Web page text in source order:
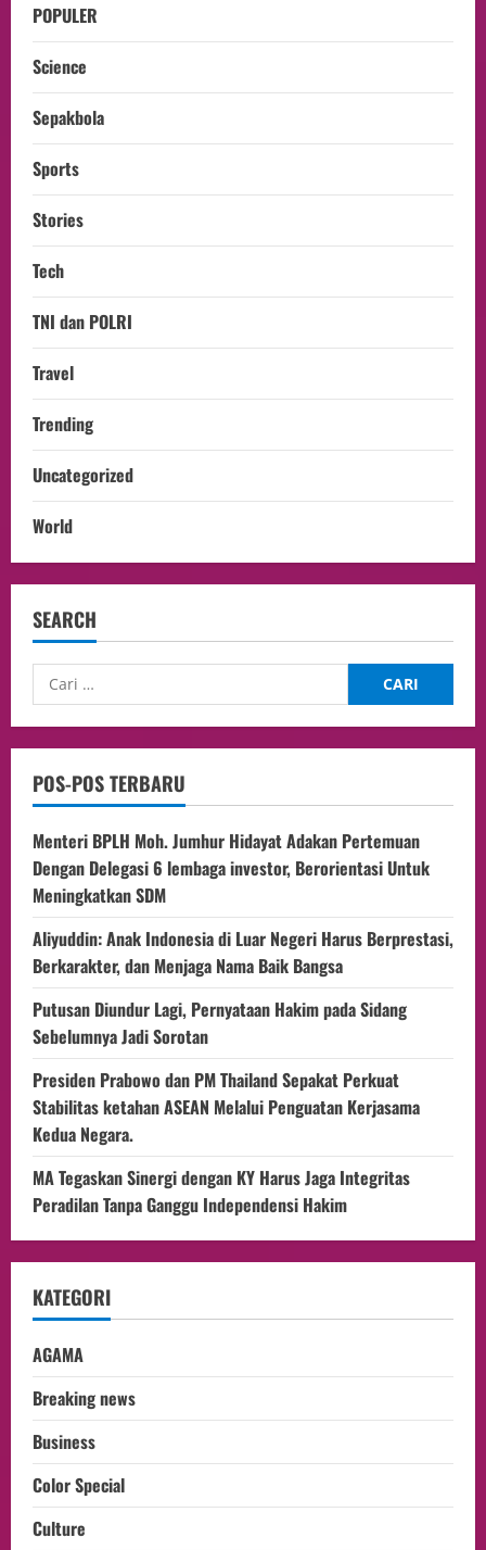
POPULER
Science
Sepakbola
Sports
Stories
Tech
TNI dan POLRI
Travel
Trending
Uncategorized
World
SEARCH
POS-POS TERBARU
Menteri BPLH Moh. Jumhur Hidayat Adakan Pertemuan
Dengan Delegasi 6 lembaga investor, Berorientasi Untuk
Meningkatkan SDM
Aliyuddin: Anak Indonesia di Luar Negeri Harus Berprestasi,
Berkarakter, dan Menjaga Nama Baik Bangsa
Putusan Diundur Lagi, Pernyataan Hakim pada Sidang
Sebelumnya Jadi Sorotan
Presiden Prabowo dan PM Thailand Sepakat Perkuat
Stabilitas ketahan ASEAN Melalui Penguatan Kerjasama
Kedua Negara.
MA Tegaskan Sinergi dengan KY Harus Jaga Integritas
Peradilan Tanpa Ganggu Independensi Hakim
KATEGORI
AGAMA
Breaking news
Business
Color Special
Culture